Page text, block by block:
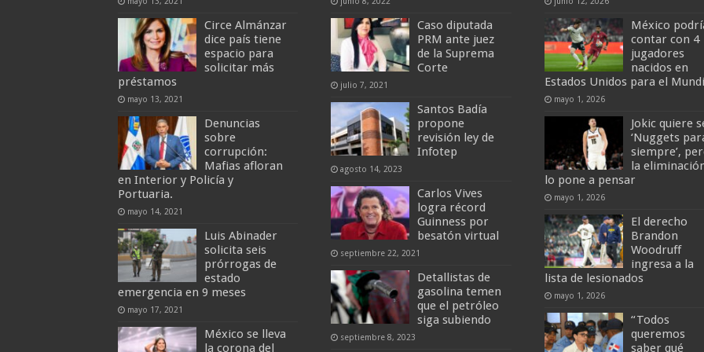
Circe Almánzar
dice país tiene
espacio para
solicitar más
préstamos
mayo 13, 2021
Denuncias
sobre
corrupción:
Mafias afloran
en Interior y Policía y
Portuaria.
mayo 14, 2021
Luis Abinader
solicita seis
prórrogas de
estado
emergencia en 9 meses
mayo 17, 2021
México se lleva
la corona del
Caso diputada
PRM ante juez
de la Suprema
Corte
julio 7, 2021
Santos Badía
propone
revisión ley de
Infotep
agosto 14, 2023
Carlos Vives
logra récord
Guinness por
besatón virtual
septiembre 22, 2021
Detallistas de
gasolina temen
que el petróleo
siga subiendo
septiembre 8, 2023
México
contar con 4
jugadores
nacidos en
Estados Unidos para el
mayo 1, 2026
Jokic quiere
‘Nuggets
siempre’,
la
lo pone a pensar
mayo 1, 2026
El derecho
Brandon
Woodruff
ingresa a la
lista de lesionados
mayo 1, 2026
“Todos
queremos
saber qué